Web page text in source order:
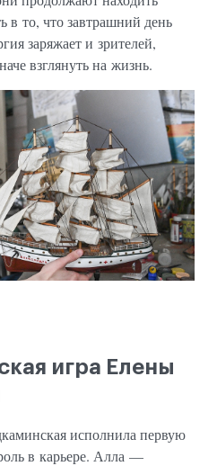
в то, что завтрашний день
заряжает и зрителей,
взглянуть на жизнь.
игра Елены
исполнила первую
в карьере. Алла —